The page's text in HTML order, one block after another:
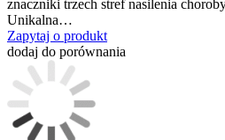
znaczniki trzech stref nasilenia
Unikalna…
Zapytaj o produkt
dodaj do porównania